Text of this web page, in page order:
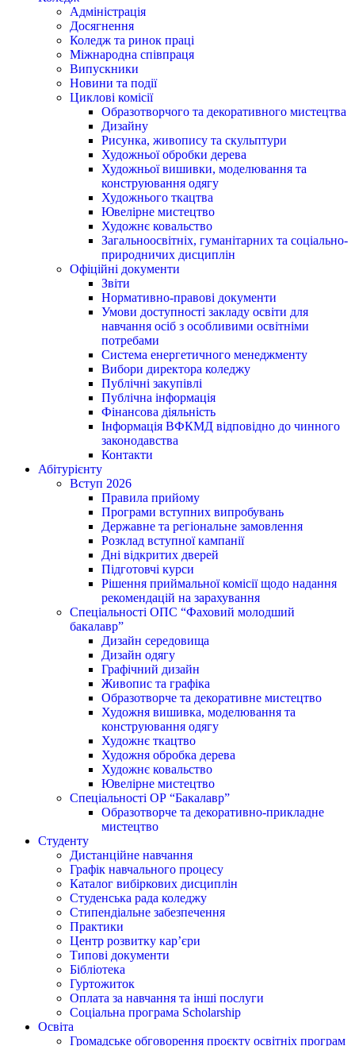
Адміністрація
Досягнення
Коледж та ринок праці
Міжнародна співпраця
Випускники
Новини та події
Циклові комісії
Образотворчого та декоративного мистецтва
Дизайну
Рисунка, живопису та скульптури
Художньої обробки дерева
Художньої вишивки, моделювання та
конструювання одягу
Художнього ткацтва
Ювелірне мистецтво
Художнє ковальство
Загальноосвітніх, гуманітарних та соціально-
природничих дисциплін
Офіційні документи
Звіти
Нормативно-правові документи
Умови доступності закладу освіти для
навчання осіб з особливими освітніми
потребами
Система енергетичного менеджменту
Вибори директора коледжу
Публічні закупівлі
Публічна інформація
Фінансова діяльність
Інформація ВФКМД відповідно до чинного
законодавства
Контакти
Абітурієнту
Вступ 2026
Правила прийому
Програми вступних випробувань
Державне та регіональне замовлення
Розклад вступної кампанії
Дні відкритих дверей
Підготовчі курси
Рішення приймальної комісії щодо надання
рекомендацій на зарахування
Спеціальності ОПС “Фаховий молодший
бакалавр”
Дизайн середовища
Дизайн одягу
Графічний дизайн
Живопис та графіка
Образотворче та декоративне мистецтво
Художня вишивка, моделювання та
конструювання одягу
Художнє ткацтво
Художня обробка дерева
Художнє ковальство
Ювелірне мистецтво
Спеціальності ОР “Бакалавр”
Образотворче та декоративно-прикладне
мистецтво
Студенту
Дистанційне навчання
Графік навчального процесу
Каталог вибіркових дисциплін
Студенська рада коледжу
Стипендіальне забезпечення
Практики
Центр розвитку кар’єри
Типові документи
Бібліотека
Гуртожиток
Оплата за навчання та інші послуги
Соціальна програма Scholarship
Освіта
Громадське обговорення проєкту освітніх програм